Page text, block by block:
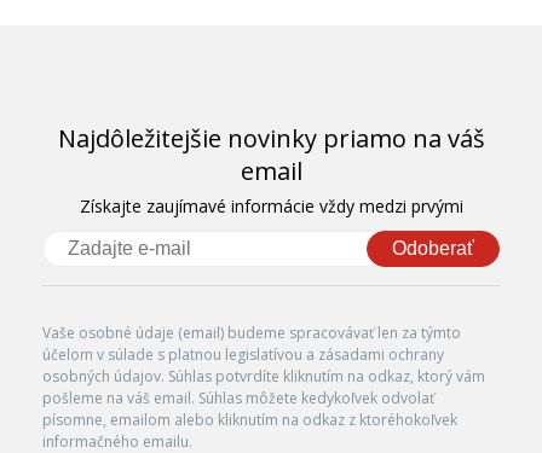
Najdôležitejšie novinky priamo na váš
email
Získajte zaujímavé informácie vždy medzi prvými
Odoberať
Vaše osobné údaje (email) budeme spracovávať len za týmto
účelom v súlade s platnou legislatívou a zásadami ochrany
osobných údajov. Súhlas potvrdíte kliknutím na odkaz, ktorý vám
pošleme na váš email. Súhlas môžete kedykoľvek odvolať
písomne, emailom alebo kliknutím na odkaz z ktoréhokoľvek
informačného emailu.